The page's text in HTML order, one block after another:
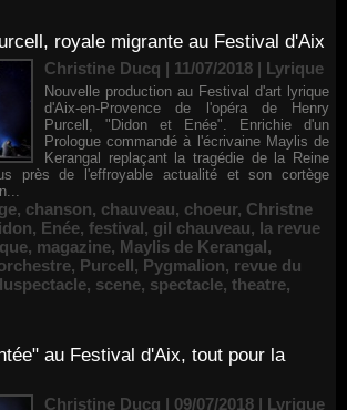
royale migrante au Festival d'Aix
Christine Ducq | 11/07/2018 | Lyrique
Nouvelle production au Festival d'art lyrique
d'Aix-en-Provence de l'opéra de Henry
Purcell, "Didon et Enée". Enrichie d'un
Prologue commandé à l'écrivaine Maylis de
Kerangal replaçant la tragédie de la Reine
près de l'effroyable actualité et son cortège
, chanson, chauveau, choeur, Christne
, Enée, festival, gil chauveau, la revue
, magazine, Maylis de Kerangal,
, Purcell, Pygmalion, revue du
, scene, spectacle, theatre,
au Festival d'Aix, tout pour la
Christine Ducq | 09/07/2018 | Lyrique